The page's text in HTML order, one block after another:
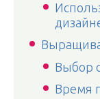
Выбор
Время